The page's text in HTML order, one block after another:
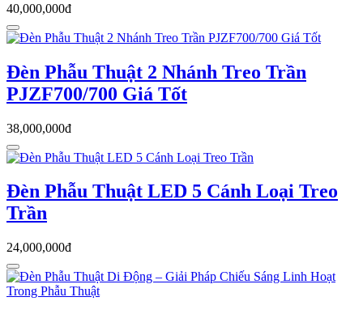
40,000,000đ
Đèn Phẫu Thuật 2 Nhánh Treo Trần
PJZF700/700 Giá Tốt
38,000,000đ
Đèn Phẫu Thuật LED 5 Cánh Loại Treo
Trần
24,000,000đ